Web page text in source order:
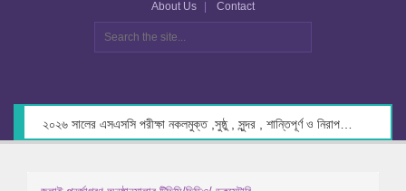
About Us Contact